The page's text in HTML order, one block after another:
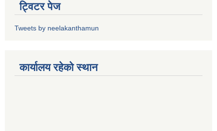
ट्विटर पेज
Tweets by neelakanthamun
कार्यालय रहेको स्थान